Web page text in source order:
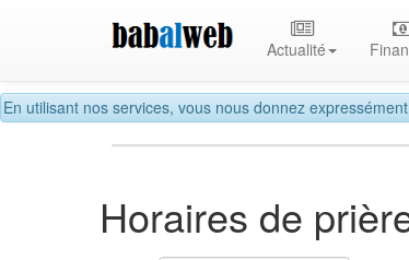
En utilisant nos services, vous nous donnez
Actualité
Horaires de